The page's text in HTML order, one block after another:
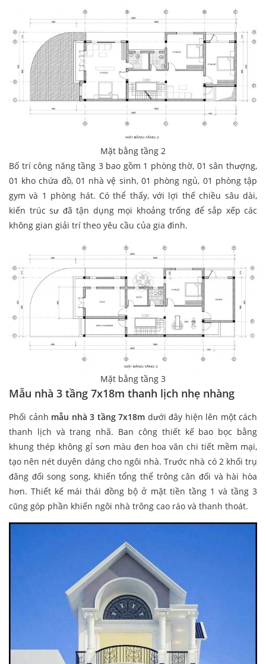
Mặt bằng tầng 2
Bố trí công năng tầng 3 bao gồm 1 phòng thờ, 01 sân thượng,
01 kho chứa đồ, 01 nhà vệ sinh, 01 phòng ngủ, 01 phòng tập
gym và 1 phòng hát. Có thể thấy, với lợi thế chiều sâu dài,
kiến trúc sư đã tận dụng mọi khoảng trống để sắp xếp các
không gian giải trí theo yêu cầu của gia đình.
Mặt bằng tầng 3
Mẫu nhà 3 tầng 7x18m thanh lịch nhẹ nhàng
Phối cảnh mẫu nhà 3 tầng 7x18m dưới đây hiện lên một cách
thanh lịch và trang nhã. Ban công thiết kế bao bọc bằng
khung thép không gỉ sơn màu đen hoa văn chi tiết mềm mại,
tạo nên nét duyên dáng cho ngôi nhà. Trước nhà có 2 khối trụ
đăng đối song song, khiến tổng thể trông cân đối và hài hòa
hơn. Thiết kế mái thái đồng bộ ở mặt tiền tầng 1 và tầng 3
cũng góp phần khiến ngôi nhà trông cao ráo và thanh thoát.